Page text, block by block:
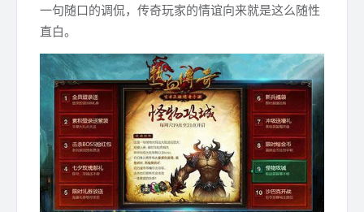
一句随口的调侃，传奇玩家的情谊向来就是这么随性
直白。